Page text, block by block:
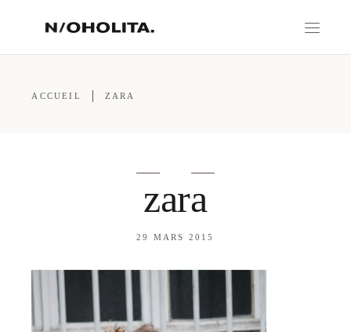
ACCUEIL ZARA
zara
29 MARS 2015